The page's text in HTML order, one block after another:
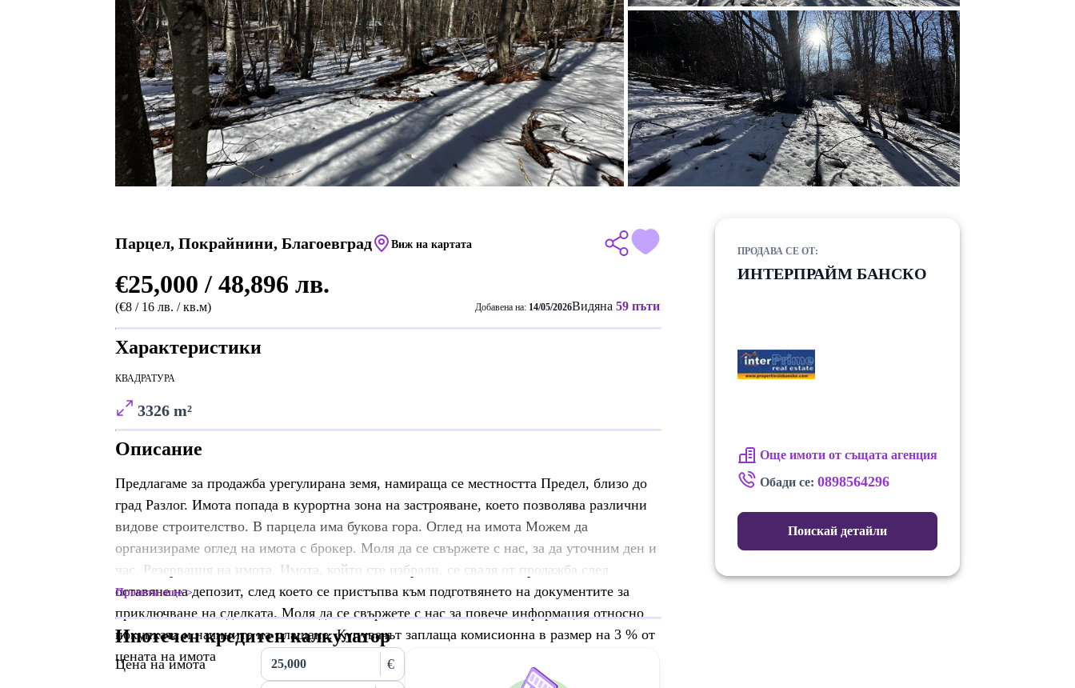
Парцел, Покрайнини, Благоевград Виж на картата
€25,000 / 48,896 лв.
(€8 / 16 лв. / кв.м) Добавена на: 14/05/2026Видяна 59 пъти
Характеристики
КВАДРАТУРА
3326 m²
Описание
Предлагаме за продажба урегулирана земя, намираща се местността Предел, близо до
град Разлог. Имота попада в курортна зона на застрояване, което позволява различни
видове строителство. В парцела има букова гора. Оглед на имота Можем да
организираме оглед на имота с брокер. Моля да се свържете с нас, за да уточним ден и
час. Резервация на имота. Имота, който сте избрали, се сваля от продажба след
оставяне на депозит, след което се пристъпва към подготвянето на документите за
приключване на сделката. Моля да се свържете с нас за повече информация относно
покупката и начините на плащане. Купувачът заплаща комисионна в размер на 3 % от
цената на имота
Прочети още
Ипотечен кредитен калкулатор
Цена на имота €
ПРОДАВА СЕ ОТ:
ИНТЕРПРАЙМ БАНСКО
Още имоти от същата агенция
Обади се: 0898564296
Поискай детайли